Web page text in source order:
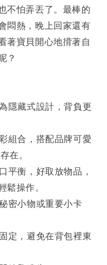
不怕弄丟了。最棒的
悶熱，晚上回家還有
著寶貝開心地揹著自
？
隱藏式設計，背負更
組合，搭配品牌可愛
在。
平衡，好取放物品，
鬆操作。
密小物或重要小卡
定，避免在背包裡東